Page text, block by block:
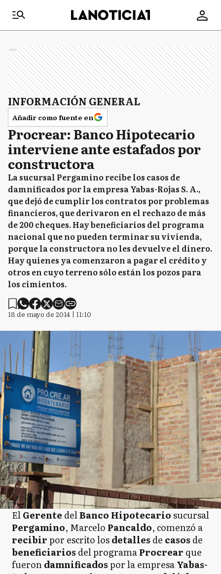
Ads
INFORMACIÓN GENERAL
Añadir como fuente en
Procrear: Banco Hipotecario
interviene ante estafados por
constructora
La sucursal Pergamino recibe los casos de
damnificados por la empresa Yabas-Rojas S. A.,
que dejó de cumplir los contratos por problemas
financieros, que derivaron en el rechazo de más
de 200 cheques. Hay beneficiarios del programa
nacional que no pueden terminar su vivienda,
porque la constructora no les devuelve el dinero.
Hay quienes ya comenzaron a pagar el crédito y
otros en cuyo terreno sólo están los pozos para
los cimientos.
18 de mayo de 2014 | 11:10
ElGerente delBanco Hipotecariosucursal
Pergamino, Marcelo Pancaldo, comenzó a
recibirpor escrito losdetalles de casos de
beneficiarios del programaProcrear que
fuerondamnificadospor la empresaYabas-